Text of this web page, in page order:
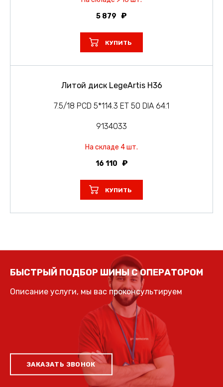
5 879
КУПИТЬ
Литой диск LegeArtis H36
7.5/18 PCD 5*114.3 ET 50 DIA 64.1
9134033
На складе 4 шт.
16 110
КУПИТЬ
БЫСТРЫЙ ПОДБОР ШИНЫ С ОПЕРАТОРОМ
Описание услуги, мы вас проконсультируем
ЗАКАЗАТЬ ЗВОНОК